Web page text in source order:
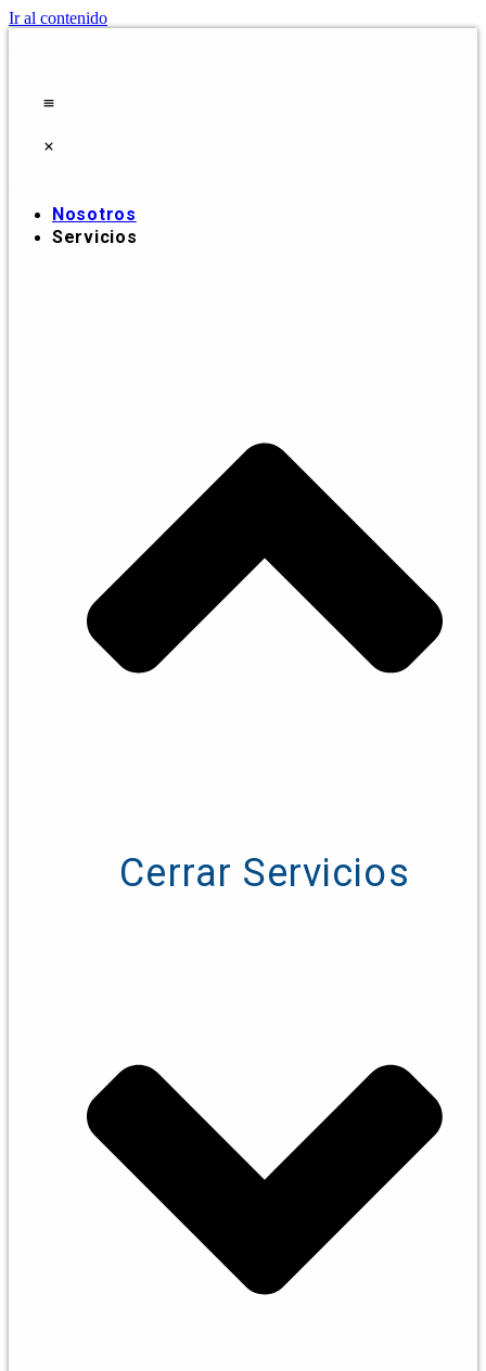
Ir al contenido
Nosotros
Servicios
Cerrar Servicios